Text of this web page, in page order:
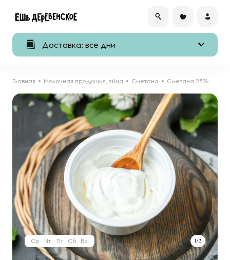
Доставка: все дни
Главная Молочная продукция, яйца Сметана Сметана 25%
1/3
Ср Чт Пт Сб Вс